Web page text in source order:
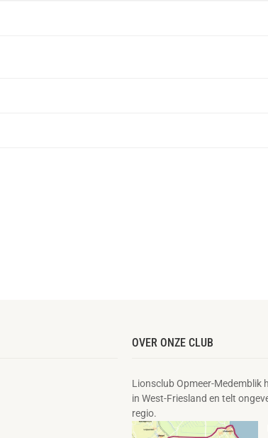
OVER ONZE CLUB
Lionsclub Opmeer-Medemblik
in West-Friesland en telt
regio.